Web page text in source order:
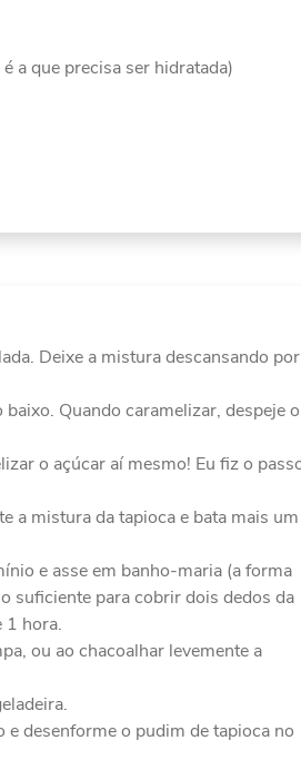
a que precisa ser hidratada)
Deixe a mistura descansando por
Quando caramelizar, despeje o
o açúcar aí mesmo! Eu fiz o
a mistura da tapioca e bata mais um
e asse em banho-maria (a forma
suficiente para cobrir dois dedos da
1 hora.
ou ao chacoalhar levemente a
desenforme o pudim de tapioca no